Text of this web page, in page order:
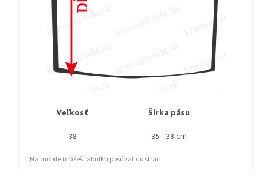
Veľkosť Šírka pásu
38
35 - 38 cm
Na mobile môžeš tabuľku posúvať do strán.